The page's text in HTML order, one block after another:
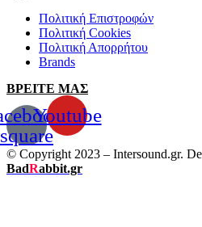
Πολιτική Επιστροφών
Πολιτική Cookies
Πολιτική Απορρήτου
Brands
ΒΡΕΙΤΕ ΜΑΣ
square
Youtube
© Copyright 2023 – Intersound.gr.
BadRabbit.gr